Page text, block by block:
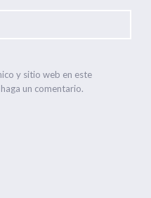
y sitio web en este
un comentario.